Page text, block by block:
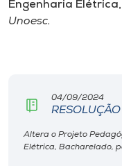
Engenharia Elétrica,
Unoesc.
04/09/2024
Altera o Projeto
Elétrica, Bacharelado,